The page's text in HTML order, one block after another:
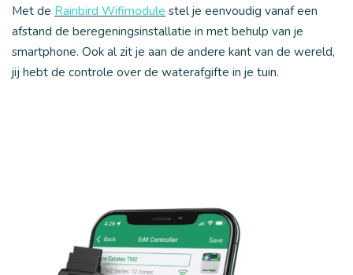
Met de Rainbird Wifimodule stel je eenvoudig vanaf een
afstand de beregeningsinstallatie in met behulp van je
smartphone. Ook al zit je aan de andere kant van de wereld,
jij hebt de controle over de waterafgifte in je tuin.